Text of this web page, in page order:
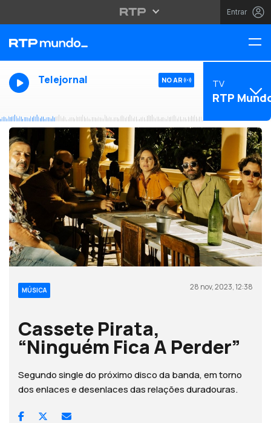
Entrar
Telejornal NO AR TV
RTP
MÚSICA 28 nov, 2023, 12:38
Cassete Pirata,
“Ninguém Fica A Perder”
Segundo single do próximo disco da banda, em torno
dos enlaces e desenlaces das relações duradouras.